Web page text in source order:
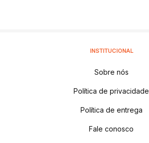
INSTITUCIONAL
Sobre nós
Política de privacidade
Política de entrega
Fale conosco